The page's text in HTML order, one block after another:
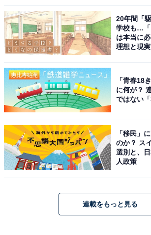
※掲載されている情報は記事公開時の
じめご了承ください。
また、記事中の宿泊プランを予約する
オールアバウトに還元されることがあり
この記事の執筆者： All
いもの部
Amazonのセール商品から売れ筋ランキングまで
のがもっと楽しく、もっとお得になる情報をお
る独自レビューなど、ここでしか手に入らない
こちらもおすすめ
【楽天トラベル売れ筋1位
20年間「
学校も…「
は本当に
理想と現実
「青春18
に何が？
ではない「
「移民」
のか？ ス
選別と、
人政策
連載をもっと見る